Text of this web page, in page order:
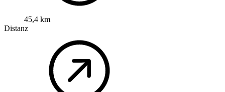
45,4 km
Distanz